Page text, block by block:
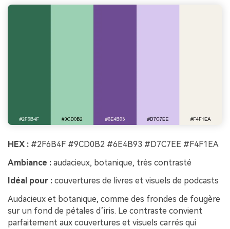
HEX : #2F6B4F #9CD0B2 #6E4B93 #D7C7EE #F4F1EA
Ambiance : audacieux, botanique, très contrasté
Idéal pour : couvertures de livres et visuels de podcasts
Audacieux et botanique, comme des frondes de fougère
sur un fond de pétales d’iris. Le contraste convient
parfaitement aux couvertures et visuels carrés qui